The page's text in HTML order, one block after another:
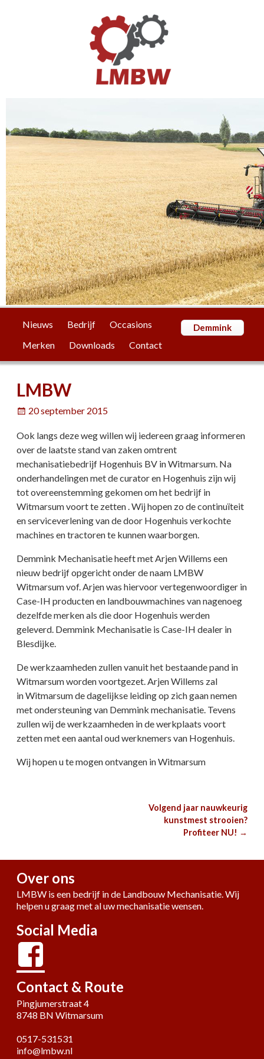
Demmink
Nieuws Bedrijf
Occasions
Merken
Downloads Contact
LMBW
20 september 2015
Ook langs deze weg willen wij iedereen graag informeren
over de laatste stand van zaken omtrent
mechanisatiebedrijf Hogenhuis BV in Witmarsum. Na
onderhandelingen met de curator en Hogenhuis zijn wij
tot overeenstemming gekomen om het bedrijf in
Witmarsum voort te zetten . Wij hopen zo de continuïteit
en serviceverlening van de door Hogenhuis verkochte
machines en tractoren te kunnen waarborgen.
Demmink Mechanisatie heeft met Arjen Willems een
nieuw bedrijf opgericht onder de naam LMBW
Witmarsum vof. Arjen was hiervoor vertegenwoordiger in
Case-IH producten en landbouwmachines van nagenoeg
dezelfde merken als die door Hogenhuis werden
geleverd. Demmink Mechanisatie is Case-IH dealer in
Blesdijke.
De werkzaamheden zullen vanuit het bestaande pand in
Witmarsum worden voortgezet. Arjen Willems zal
in Witmarsum de dagelijkse leiding op zich gaan nemen
met ondersteuning van Demmink mechanisatie. Tevens
zullen wij de werkzaamheden in de werkplaats voort
zetten met een aantal oud werknemers van Hogenhuis.
Wij hopen u te mogen ontvangen in Witmarsum
Volgend jaar nauwkeurig
kunstmest strooien?
Profiteer NU! →
Over ons
LMBW is een bedrijf in de Landbouw Mechanisatie. Wij
helpen u graag met al uw mechanisatie wensen.
Social Media
Contact & Route
Pingjumerstraat 4
8748 BN Witmarsum
0517-531531
info@lmbw.nl